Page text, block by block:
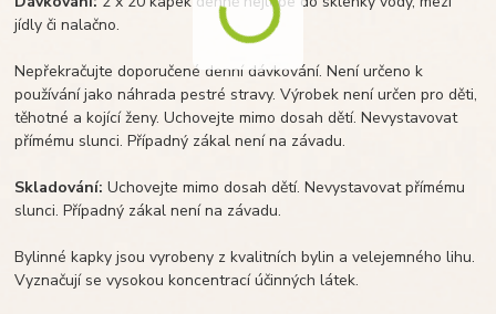
jídly či nalačno.
Nepřekračujte doporučené denní dávkování. Není určeno k
používání jako náhrada pestré stravy. Výrobek není určen pro děti,
těhotné a kojící ženy. Uchovejte mimo dosah dětí. Nevystavovat
přímému slunci. Případný zákal není na závadu.
Skladování: Uchovejte mimo dosah dětí. Nevystavovat přímému
slunci. Případný zákal není na závadu.
Bylinné kapky jsou vyrobeny z kvalitních bylin a velejemného lihu.
Vyznačují se vysokou koncentrací účinných látek.